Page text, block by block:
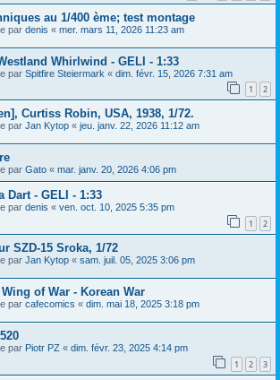
au 1/400 ème; test montage
par denis « mer. mars 11, 2026 11:23 am
Whirlwind - GELI - 1:33
par Spitfire Steiermark « dim. févr. 15, 2026 7:31 am
1 2
Curtiss Robin, USA, 1938, 1/72.
par Jan Kytop « jeu. janv. 22, 2026 11:12 am
par Gato « mar. janv. 20, 2026 4:06 pm
Dart - GELI - 1:33
par denis « ven. oct. 10, 2025 5:35 pm
1 2
SZD-15 Sroka, 1/72
par Jan Kytop « sam. juil. 05, 2025 3:06 pm
of War - Korean War
par cafecomics « dim. mai 18, 2025 3:18 pm
par Piotr PZ « dim. févr. 23, 2025 4:14 pm
1 2 3